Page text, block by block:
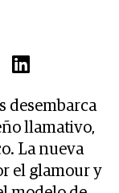
desembarca
llamativo,
La nueva
el glamour y